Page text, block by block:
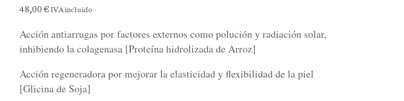
48,00€IVA incluido
Acción antiarrugas por factores externos como polución y radiación solar,
inhibiendo la colagenasa [Proteína hidrolizada de Arroz]
Acción regeneradora por mejorar la elasticidad y flexibilidad de la piel
[Glicina de Soja]